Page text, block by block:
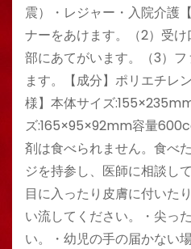
震）・レジャー・入院介護
ナーをあけます。（2）受
部にあてがいます。（3）
ます。【成分】ポリエチレ
様】本体サイズ
ズ:165×95×92mm容量
剤は食べられません。食べ
ジを持参し、医師に相談し
目に入ったり皮膚に付いた
い流してください。・尖っ
い。・幼児の手の届かない